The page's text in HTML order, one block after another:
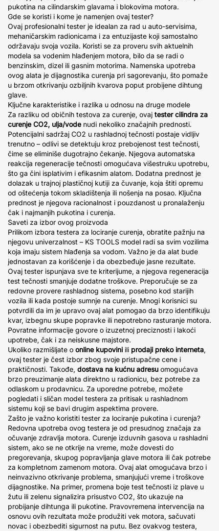
pukotina na cilindarskim glavama i blokovima motora.
Gde se koristi i kome je namenjen ovaj tester?
Ovaj profesionalni tester je idealan za rad u auto-servisima,
mehaničarskim radionicama i za entuzijaste koji samostalno
održavaju svoja vozila. Koristi se za proveru svih aktuelnih
modela sa vodenim hlađenjem motora, bilo da se radi o
benzinskim, dizel ili gasnim motorima. Namenska upotreba
ovog alata je dijagnostika curenja pri sagorevanju, što pomaže
u brzom otkrivanju ozbiljnih kvarova poput probijene dihtung
glave.
Ključne karakteristike i razlika u odnosu na druge modele
Za razliku od običnih testova za curenje, ovaj tester cilindra za
curenje CO2, ulja/vode nudi nekoliko značajnih prednosti.
Potencijalni sadržaj CO2 u rashladnoj tečnosti postaje vidljiv
trenutno – odlivi se detektuju kroz prebojenost test tečnosti,
čime se eliminiše dugotrajno čekanje. Njegova automatska
reakcija regeneracije tečnosti omogućava višestruku upotrebu,
što ga čini isplativim i efikasnim alatom. Dodatna prednost je
dolazak u trajnoj plastičnoj kutiji za čuvanje, koja štiti opremu
od oštećenja tokom skladištenja ili nošenja na posao. Ključna
prednost je njegova racionalnost i pouzdanost u pronalaženju
čak i najmanjih pukotina i curenja.
Saveti za izbor ovog proizvoda
Prilikom izbora testera za lociranje curenja, obratite pažnju na
njegovu univerzalnost – KS TOOLS model radi sa svim vozilima
koja imaju sistem hlađenja sa vodom. Važno je da alat bude
jednostavan za korišćenje i da obezbeđuje jasne rezultate.
Ovaj tester ispunjava sve te kriterijume, a njegova regeneracija
test tečnosti smanjuje dodatne troškove. Preporučuje se za
redovne provere rashladnog sistema, posebno kod starijih
vozila ili kada postoje sumnje na curenje. Mnogi korisnici su
potvrdili da im je upravo ovaj alat pomogao da brzo identifikuju
kvar, izbegnu skupe popravke ili nepotrebno rasturanje motora.
Povratne informacije govore o izuzetnoj preciznosti i lakoći
upotrebe, čak i za neiskusne majstore.
Ukoliko razmišljate o online kupovini ili prodaji preko interneta,
ovaj tester je čest izbor zbog svoje pristupačne cene i
praktičnosti. Takođe, dostava na kućnu adresu omogućava
brzo preuzimanje alata direktno u radionicu, bez potrebe za
odlaskom u prodavnicu. Za uporedne potrebe, možete
pogledati i sličan model testera za pritisak u rashladnom
sistemu koji se bavi drugim aspektima provere.
Zašto je važno koristiti tester za lociranje pukotina i curenja?
Redovna upotreba ovog testera je od presudnog značaja za
očuvanje zdravlja motora. Curenje izduvnih gasova u rashladni
sistem, ako se ne otkrije na vreme, može dovesti do
pregorevanja, skupog popravljanja glave motora ili čak potrebe
za kompletnom zamenom motora. Ovaj alat omogućava brzo i
neinvazivno otkrivanje problema, smanjujući vreme i troškove
dijagnostike. Na primer, promena boje test tečnosti iz plave u
žutu ili zelenu signalizira prisustvo CO2, što ukazuje na
probijanje dihtunga ili pukotine. Pravovremena intervencija na
osnovu ovih rezultata može produžiti vek motora, sačuvati
novac i obezbediti sigurnost na putu. Bez ovakvog testera,